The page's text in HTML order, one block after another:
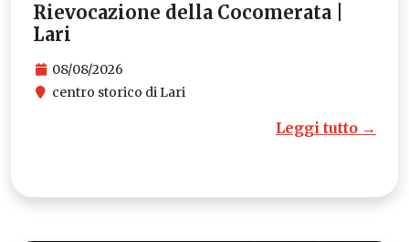
Rievocazione della Cocomerata |
Lari
08/08/2026
centro storico di Lari
Leggi tutto →